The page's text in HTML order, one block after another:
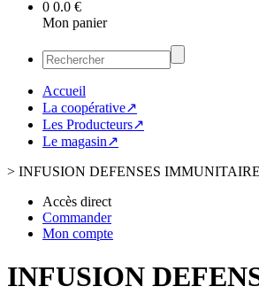
0 0.0 €
Mon panier
Accueil
La coopérative↗
Les Producteurs↗
Le magasin↗
> INFUSION DEFENSES
Accès direct
Commander
Mon compte
INFUSION